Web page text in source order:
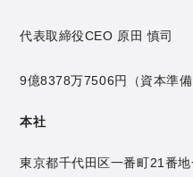
代表取締役CEO 原田 慎司
9億8378万7506円 （資本準
本社
東京都千代田区一番町21番地